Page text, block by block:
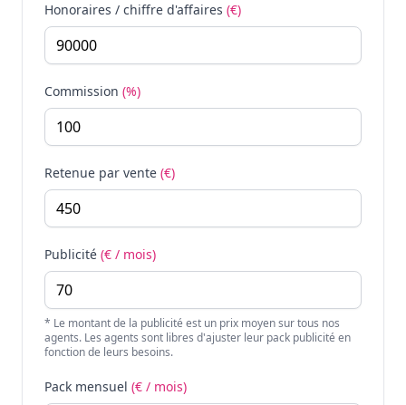
Honoraires / chiffre d'affaires (€)
Commission (%)
Retenue par vente (€)
Publicité (€ / mois)
* Le montant de la publicité est un prix moyen sur tous nos
agents. Les agents sont libres d'ajuster leur pack publicité en
fonction de leurs besoins.
Pack mensuel (€ / mois)